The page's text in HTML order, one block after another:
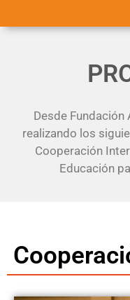
Desde
realizando los
Cooperación
Educación